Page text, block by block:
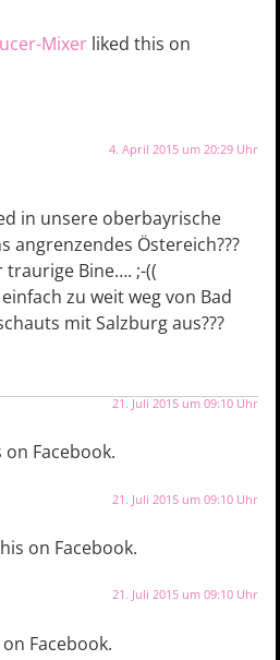
Mixer liked this on
4. April 2015 um 20:29 Uhr
in unsere oberbayrische
angrenzendes Östereich???
traurige Bine…. ;-((
zu weit weg von Bad
mit Salzburg aus???
21. Juli 2015 um 09:10 Uhr
Facebook.
21. Juli 2015 um 09:10 Uhr
on Facebook.
21. Juli 2015 um 09:10 Uhr
Facebook.